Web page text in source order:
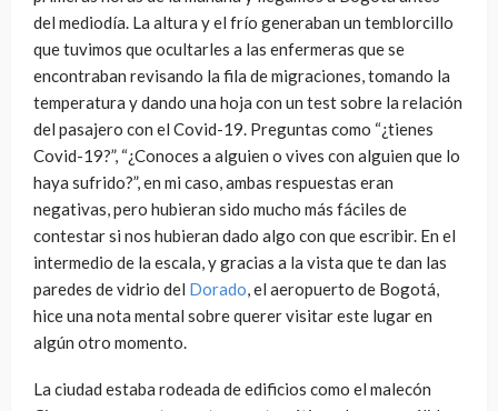
del mediodía. La altura y el frío generaban un temblorcillo
que tuvimos que ocultarles a las enfermeras que se
encontraban revisando la fila de migraciones, tomando la
temperatura y dando una hoja con un test sobre la relación
del pasajero con el Covid-19. Preguntas como “¿tienes
Covid-19?”, “¿Conoces a alguien o vives con alguien que lo
haya sufrido?”, en mi caso, ambas respuestas eran
negativas, pero hubieran sido mucho más fáciles de
contestar si nos hubieran dado algo con que escribir. En el
intermedio de la escala, y gracias a la vista que te dan las
paredes de vidrio del Dorado, el aeropuerto de Bogotá,
hice una nota mental sobre querer visitar este lugar en
algún otro momento.
La ciudad estaba rodeada de edificios como el malecón